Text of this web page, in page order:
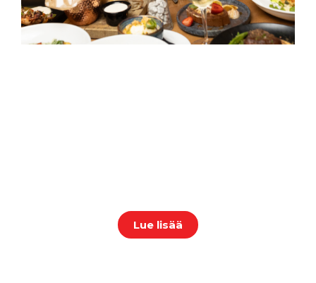
Lue lisää